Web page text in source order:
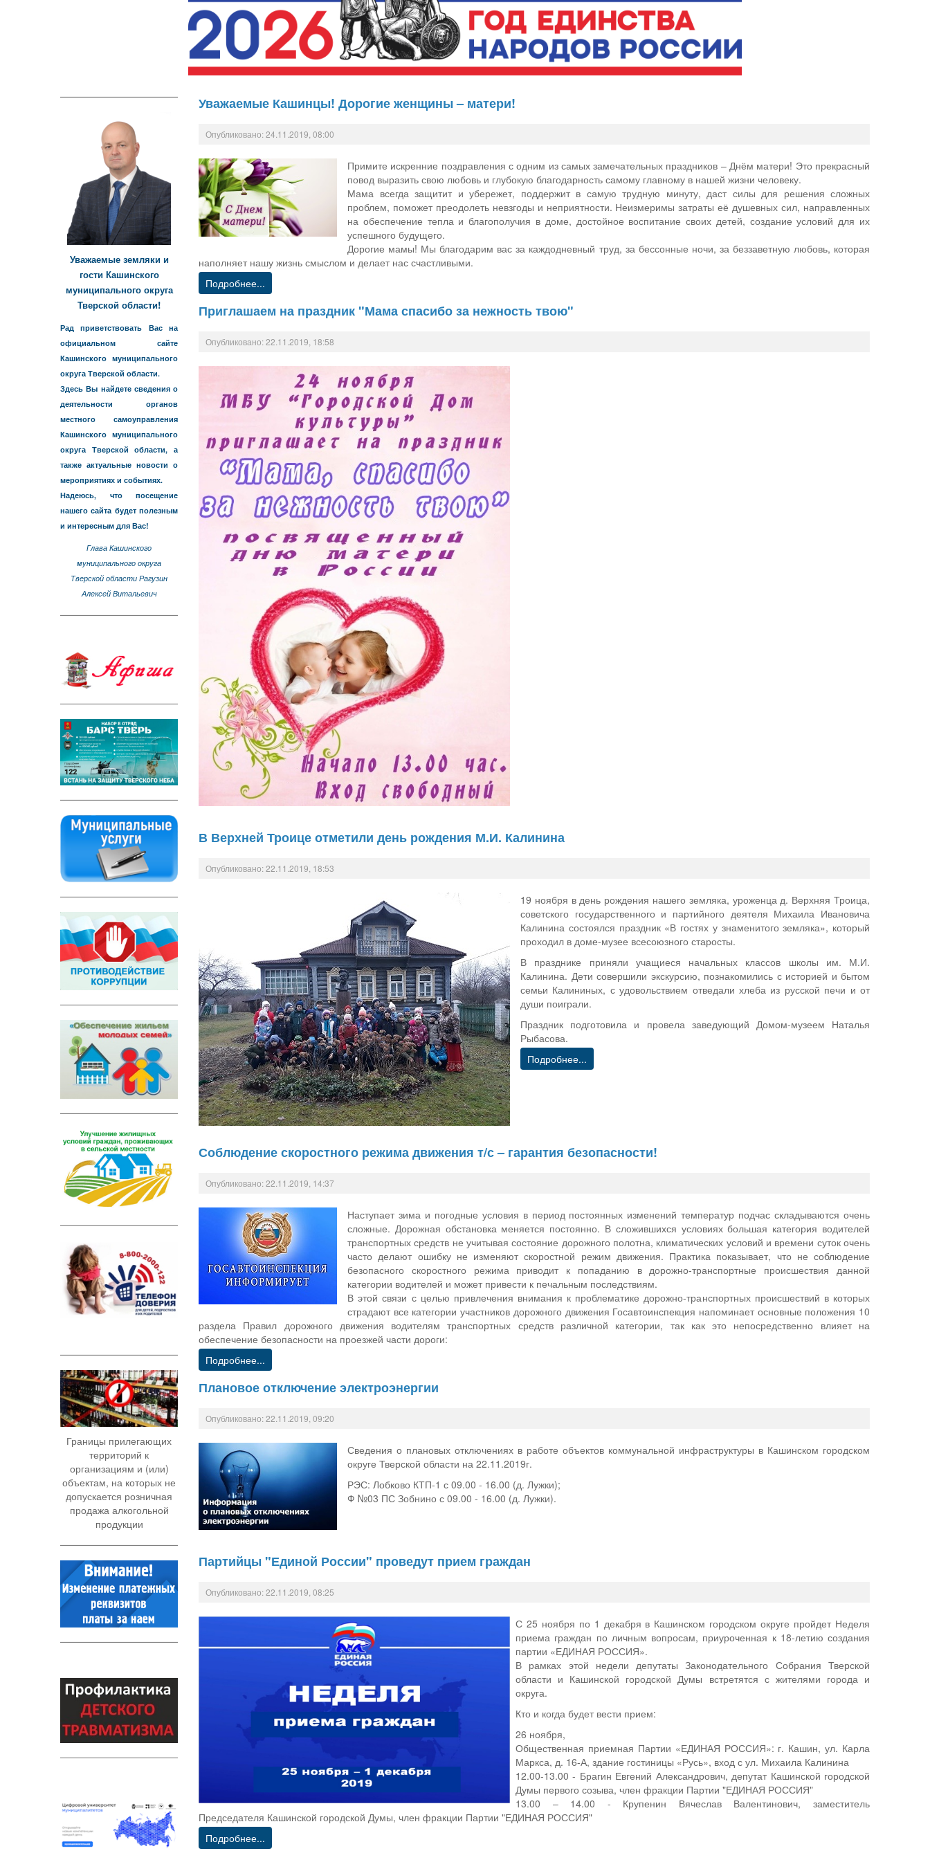
Уважаемые земляки и
гости Кашинского
муниципального округа
Тверской области!
Рад приветствовать Вас на
официальном сайте
Кашинского муниципального
округа Тверской области.
Здесь Вы найдете сведения о
деятельности органов
местного самоуправления
Кашинского муниципального
округа Тверской области, а
также актуальные новости о
мероприятиях и событиях.
Надеюсь, что посещение
нашего сайта будет полезным
и интересным для Вас!
Глава Кашинского
муниципального округа
Тверской области Рагузин
Алексей Витальевич
Границы прилегающих
территорий к
организациям и (или)
объектам, на которых не
допускается розничная
продажа алкогольной
продукции
Уважаемые Кашинцы! Дорогие женщины – матери!
Опубликовано: 24.11.2019, 08:00
Примите искренние поздравления с одним из самых замечательных праздников – Днём матери! Это прекрасный
повод выразить свою любовь и глубокую благодарность самому главному в нашей жизни человеку.
Мама всегда защитит и убережет, поддержит в самую трудную минуту, даст силы для решения сложных
проблем, поможет преодолеть невзгоды и неприятности. Неизмеримы затраты её душевных сил, направленных
на обеспечение тепла и благополучия в доме, достойное воспитание своих детей, создание условий для их
успешного будущего.
Дорогие мамы! Мы благодарим вас за каждодневный труд, за бессонные ночи, за беззаветную любовь, которая
наполняет нашу жизнь смыслом и делает нас счастливыми.
Подробнее...
Приглашаем на праздник "Мама спасибо за нежность твою"
Опубликовано: 22.11.2019, 18:58
В Верхней Троице отметили день рождения М.И. Калинина
Опубликовано: 22.11.2019, 18:53
19 ноября в день рождения нашего земляка, уроженца д. Верхняя Троица,
советского государственного и партийного деятеля Михаила Ивановича
Калинина состоялся праздник «В гостях у знаменитого земляка», который
проходил в доме-музее всесоюзного старосты.
В празднике приняли учащиеся начальных классов школы им. М.И.
Калинина. Дети совершили экскурсию, познакомились с историей и бытом
семьи Калининых, с удовольствием отведали хлеба из русской печи и от
души поиграли.
Праздник подготовила и провела заведующий Домом-музеем Наталья
Рыбасова.
Подробнее...
Соблюдение скоростного режима движения т/с – гарантия безопасности!
Опубликовано: 22.11.2019, 14:37
Наступает зима и погодные условия в период постоянных изменений температур подчас складываются очень
сложные. Дорожная обстановка меняется постоянно. В сложившихся условиях большая категория водителей
транспортных средств не учитывая состояние дорожного полотна, климатических условий и времени суток очень
часто делают ошибку не изменяют скоростной режим движения. Практика показывает, что не соблюдение
безопасного скоростного режима приводит к попаданию в дорожно-транспортные происшествия данной
категории водителей и может привести к печальным последствиям.
В этой связи с целью привлечения внимания к проблематике дорожно-транспортных происшествий в которых
страдают все категории участников дорожного движения Госавтоинспекция напоминает основные положения 10
раздела Правил дорожного движения водителям транспортных средств различной категории, так как это непосредственно влияет на
обеспечение безопасности на проезжей части дороги:
Подробнее...
Плановое отключение электроэнергии
Опубликовано: 22.11.2019, 09:20
Сведения о плановых отключениях в работе объектов коммунальной инфраструктуры в Кашинском городском
округе Тверской области на 22.11.2019г.
РЭС: Лобково КТП-1 с 09.00 - 16.00 (д. Лужки);
Ф №03 ПС Зобнино с 09.00 - 16.00 (д. Лужки).
Партийцы "Единой России" проведут прием граждан
Опубликовано: 22.11.2019, 08:25
С 25 ноября по 1 декабря в Кашинском городском округе пройдет Неделя
приема граждан по личным вопросам, приуроченная к 18-летию создания
партии «ЕДИНАЯ РОССИЯ».
В рамках этой недели депутаты Законодательного Собрания Тверской
области и Кашинской городской Думы встретятся с жителями города и
округа.
Кто и когда будет вести прием:
26 ноября,
Общественная приемная Партии «ЕДИНАЯ РОССИЯ»: г. Кашин, ул. Карла
Маркса, д. 16-А, здание гостиницы «Русь», вход с ул. Михаила Калинина
12.00-13.00 - Брагин Евгений Александрович, депутат Кашинской городской
Думы первого созыва, член фракции Партии "ЕДИНАЯ РОССИЯ"
13.00 – 14.00 - Крупенин Вячеслав Валентинович, заместитель
Председателя Кашинской городской Думы, член фракции Партии "ЕДИНАЯ РОССИЯ"
Подробнее...